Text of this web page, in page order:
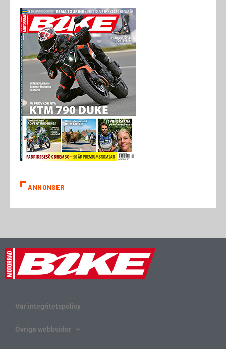
ANNONSER
Vår integritetspolicy
Övriga webbsidor